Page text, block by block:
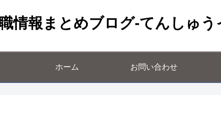
情報まとめブログ-てんしゅう
ホーム お問い合わせ